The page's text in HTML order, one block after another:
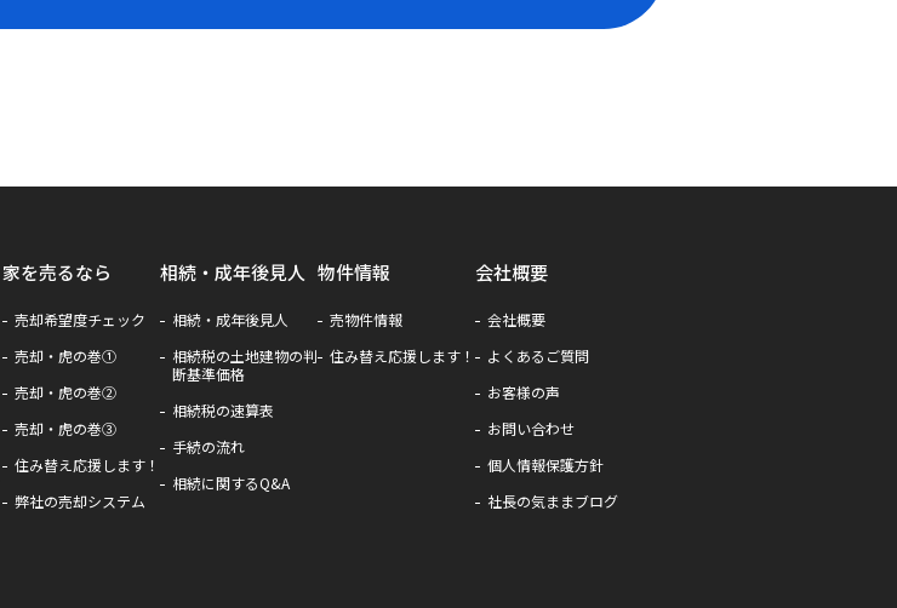
家を売るなら
売却希望度チェック
売却・虎の巻①
売却・虎の巻②
売却・虎の巻③
住み替え応援します！
弊社の売却システム
相続・成年後見人
相続・成年後見人
相続税の土地建物の判
断基準価格
相続税の速算表
手続の流れ
相続に関するQ&A
物件情報
売物件情報
住み替え応援します！
会社概要
会社概要
よくあるご質問
お客様の声
お問い合わせ
個人情報保護方針
社長の気ままブログ